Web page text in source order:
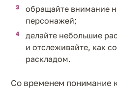
обращайте внимание
персонажей;
делайте небольшие
и отслеживайте, как
раскладом.
Со временем понимание